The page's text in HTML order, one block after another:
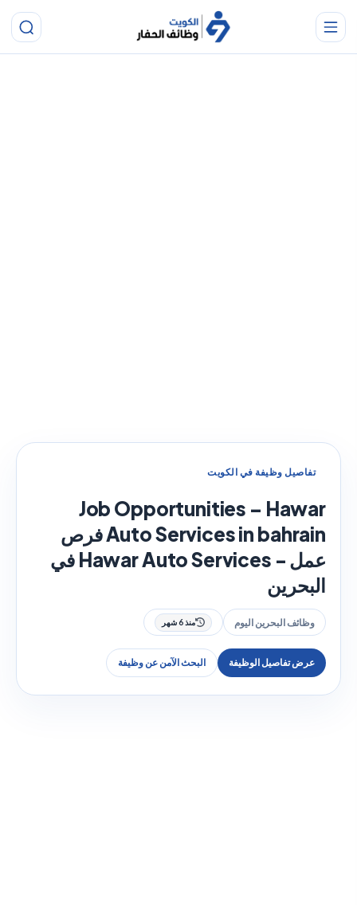
تفاصيل وظيفة في الكويت
Job Opportunities – Hawar
Auto Services in bahrain فرص
عمل - Hawar Auto Services في
البحرين
وظائف البحرين اليوم منذ 6 شهر
عرض تفاصيل الوظيفة البحث الآمن عن وظيفة